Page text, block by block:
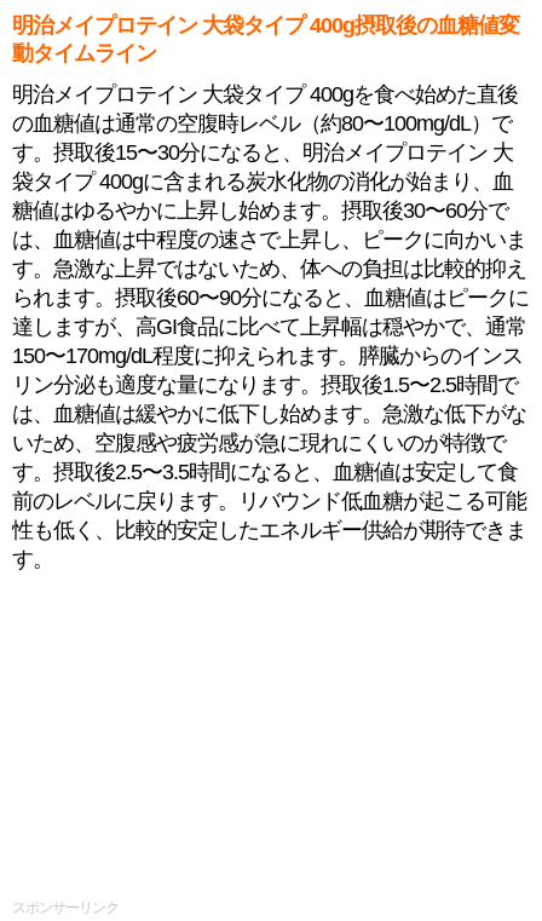
明治メイプロテイン 大袋タイプ 400g摂取後の血糖値変
動タイムライン
明治メイプロテイン 大袋タイプ 400gを食べ始めた直後
の血糖値は通常の空腹時レベル（約80〜100mg/dL）で
す。摂取後15〜30分になると、明治メイプロテイン 大
袋タイプ 400gに含まれる炭水化物の消化が始まり、血
糖値はゆるやかに上昇し始めます。摂取後30〜60分で
は、血糖値は中程度の速さで上昇し、ピークに向かいま
す。急激な上昇ではないため、体への負担は比較的抑え
られます。摂取後60〜90分になると、血糖値はピークに
達しますが、高GI食品に比べて上昇幅は穏やかで、通常
150〜170mg/dL程度に抑えられます。膵臓からのインス
リン分泌も適度な量になります。摂取後1.5〜2.5時間で
は、血糖値は緩やかに低下し始めます。急激な低下がな
いため、空腹感や疲労感が急に現れにくいのが特徴で
す。摂取後2.5〜3.5時間になると、血糖値は安定して食
前のレベルに戻ります。リバウンド低血糖が起こる可能
性も低く、比較的安定したエネルギー供給が期待できま
す。
スポンサーリンク